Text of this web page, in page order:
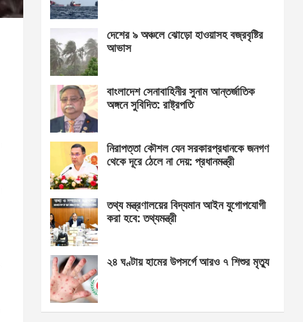
দেশের ৯ অঞ্চলে ঝোড়ো হাওয়াসহ বজ্রবৃষ্টির
আভাস
বাংলাদেশ সেনাবাহিনীর সুনাম আন্তর্জাতিক
অঙ্গনে সুবিদিত: রাষ্ট্রপতি
নিরাপত্তা কৌশল যেন সরকারপ্রধানকে জনগণ
থেকে দূরে ঠেলে না দেয়: প্রধানমন্ত্রী
তথ্য মন্ত্রণালয়ের বিদ্যমান আইন যুগোপযোগী
করা হবে: তথ্যমন্ত্রী
২৪ ঘণ্টায় হামের উপসর্গে আরও ৭ শিশুর মৃত্যু